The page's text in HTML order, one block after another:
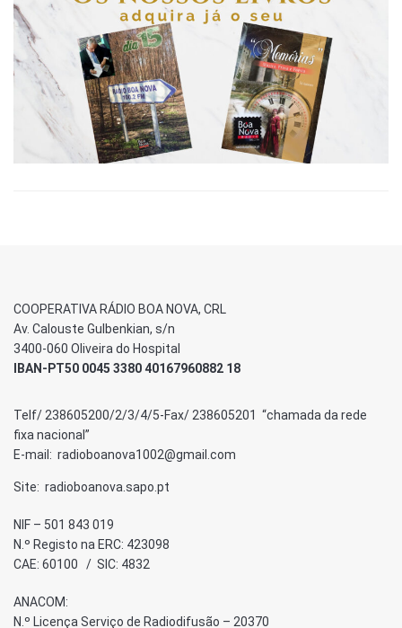
COOPERATIVA RÁDIO BOA NOVA, CRL
Av. Calouste Gulbenkian, s/n
3400-060 Oliveira do Hospital
IBAN-PT50 0045 3380 40167960882 18
Telf/ 238605200/2/3/4/5-Fax/ 238605201 “chamada da rede
fixa nacional”
E-mail: radioboanova1002@gmail.com
Site: radioboanova.sapo.pt
NIF – 501 843 019
N.º Registo na ERC: 423098
CAE: 60100 / SIC: 4832
ANACOM:
N.º Licença Serviço de Radiodifusão – 20370